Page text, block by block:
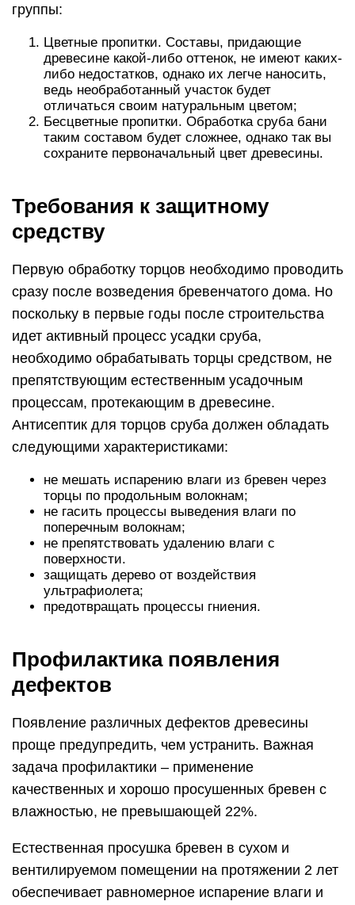
группы:
Цветные пропитки. Составы, придающие
древесине какой-либо оттенок, не имеют каких-
либо недостатков, однако их легче наносить,
ведь необработанный участок будет
отличаться своим натуральным цветом;
Бесцветные пропитки. Обработка сруба бани
таким составом будет сложнее, однако так вы
сохраните первоначальный цвет древесины.
Требования к защитному
средству
Первую обработку торцов необходимо проводить
сразу после возведения бревенчатого дома. Но
поскольку в первые годы после строительства
идет активный процесс усадки сруба,
необходимо обрабатывать торцы средством, не
препятствующим естественным усадочным
процессам, протекающим в древесине.
Антисептик для торцов сруба должен обладать
следующими характеристиками:
не мешать испарению влаги из бревен через
торцы по продольным волокнам;
не гасить процессы выведения влаги по
поперечным волокнам;
не препятствовать удалению влаги с
поверхности.
защищать дерево от воздействия
ультрафиолета;
предотвращать процессы гниения.
Профилактика появления
дефектов
Появление различных дефектов древесины
проще предупредить, чем устранить. Важная
задача профилактики – применение
качественных и хорошо просушенных бревен с
влажностью, не превышающей 22%.
Естественная просушка бревен в сухом и
вентилируемом помещении на протяжении 2 лет
обеспечивает равномерное испарение влаги и